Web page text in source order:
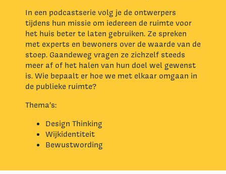
In een podcastserie volg je de ontwerpers
tijdens hun missie om iedereen de ruimte voor
het huis beter te laten gebruiken. Ze spreken
met experts en bewoners over de waarde van de
stoep. Gaandeweg vragen ze zichzelf steeds
meer af of het halen van hun doel wel gewenst
is. Wie bepaalt er hoe we met elkaar omgaan in
de publieke ruimte?
Thema’s:
Design Thinking
Wijkidentiteit
Bewustwording